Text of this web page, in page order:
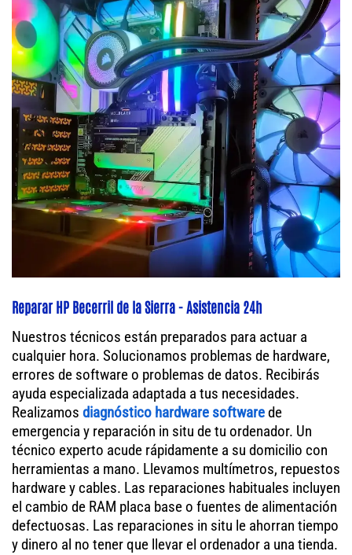
Reparar HP Becerril de la Sierra - Asistencia 24h
Nuestros técnicos están preparados para actuar a
cualquier hora. Solucionamos problemas de hardware,
errores de software o problemas de datos. Recibirás
ayuda especializada adaptada a tus necesidades.
Realizamos diagnóstico hardware softwarede
emergencia y reparación in situ de tu ordenador. Un
técnico experto acude rápidamente a su domicilio con
herramientas a mano. Llevamos multímetros, repuestos
hardware y cables. Las reparaciones habituales incluyen
el cambio de RAM placa base o fuentes de alimentación
defectuosas. Las reparaciones in situ le ahorran tiempo
y dinero al no tener que llevar el ordenador a una tienda.